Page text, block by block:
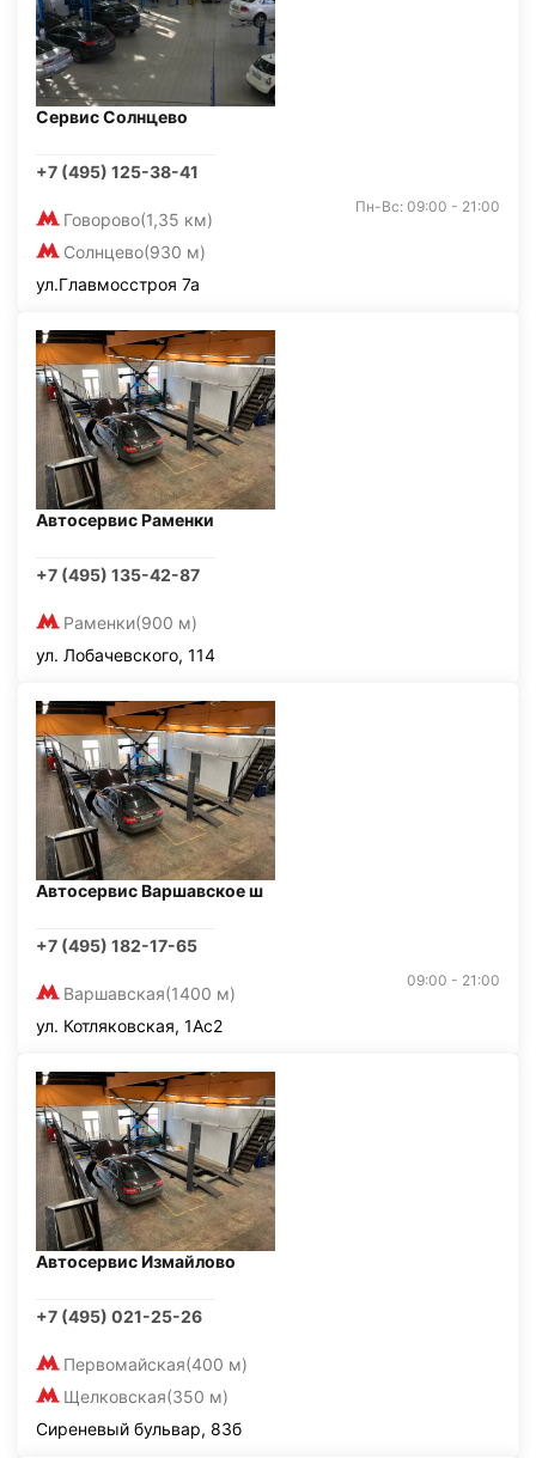
Сервис Солнцево
+7 (495) 125-38-41
Говорово(1,35 км)
Солнцево(930 м)
Пн-Вс: 09:00 - 21:00
ул.Главмосстроя 7а
Автосервис Раменки
+7 (495) 135-42-87
Раменки(900 м)
ул. Лобачевского, 114
Автосервис Варшавское ш
+7 (495) 182-17-65
Варшавская(1400 м)
09:00 - 21:00
ул. Котляковская, 1Ас2
Автосервис Измайлово
+7 (495) 021-25-26
Первомайская(400 м)
Щелковская(350 м)
Сиреневый бульвар, 83б